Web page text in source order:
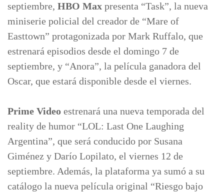
septiembre, HBO Max presenta “Task”, la nueva
miniserie policial del creador de “Mare of
Easttown” protagonizada por Mark Ruffalo, que
estrenará episodios desde el domingo 7 de
septiembre, y “Anora”, la película ganadora del
Oscar, que estará disponible desde el viernes.
Prime Video estrenará una nueva temporada del
reality de humor “LOL: Last One Laughing
Argentina”, que será conducido por Susana
Giménez y Darío Lopilato, el viernes 12 de
septiembre. Además, la plataforma ya sumó a su
catálogo la nueva película original “Riesgo bajo